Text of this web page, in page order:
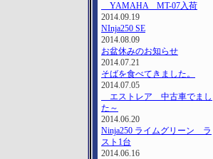
YAMAHA MT-07入荷
2014.09.19
NInja250 SE
2014.08.09
お盆休みのお知らせ
2014.07.21
そばを食べてきました。
2014.07.05
エストレア 中古車でまし
た～
2014.06.20
Ninja250 ライムグリーン ラ
スト1台
2014.06.16